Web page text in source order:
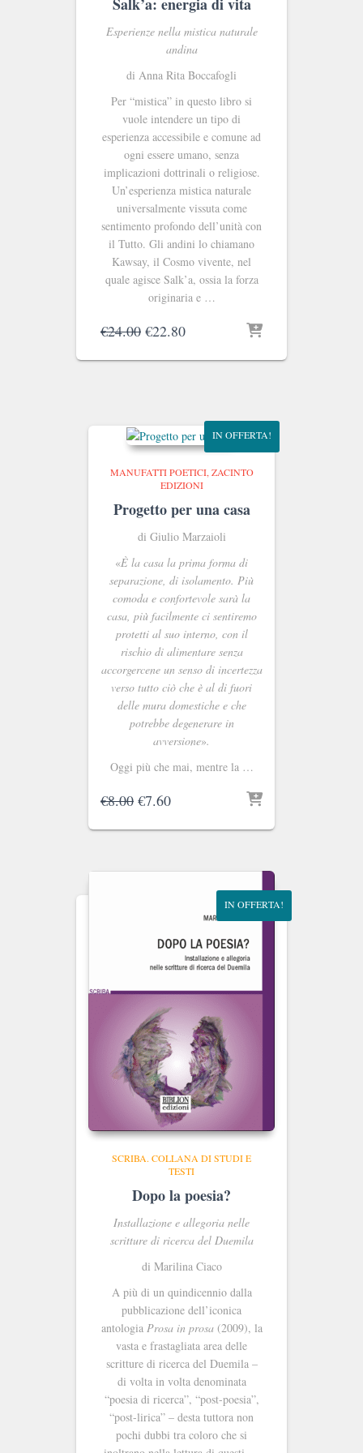
Esperienze nella mistica naturale
andina
di Anna Rita Boccafogli
Per “mistica” in questo libro si
vuole intendere un tipo di
esperienza accessibile e comune ad
ogni essere umano, senza
implicazioni dottrinali o religiose.
Un’esperienza mistica naturale
universalmente vissuta come
sentimento profondo dell’unità con
il Tutto. Gli andini lo chiamano
Kawsay, il Cosmo vivente, nel
quale agisce Salk’a, ossia la forza
originaria e …
€24.00 Il
originale
€22.80Il
attuale
IN OFFERTA!
MANUFATTI POETICI ZACINTO
EDIZIONI
Progetto per una casa
di Giulio Marzaioli
«È la casa la prima forma di
separazione, di isolamento. Più
comoda e confortevole sarà la
casa, più facilmente ci sentiremo
protetti al suo interno, con il
rischio di alimentare senza
accorgercene un senso di incertezza
verso tutto ciò che è al di fuori
delle mura domestiche e che
potrebbe degenerare in
avversione».
Oggi più che mai, mentre la …
€8.00 Il
originale
€8.00.
€7.60Il
attuale
€7.60.
IN OFFERTA!
SCRIBA. COLLANA DI STUDI E
TESTI
Dopo la poesia?
Installazione e allegoria nelle
scritture di ricerca del Duemila
di Marilina Ciaco
A più di un quindicennio dalla
pubblicazione dell’iconica
antologia Prosa in prosa(2009), la
vasta e frastagliata area delle
scritture di ricerca del Duemila –
di volta in volta denominata
“poesia di ricerca”, “post-poesia”,
“post-lirica” – desta tuttora non
pochi dubbi tra coloro che si